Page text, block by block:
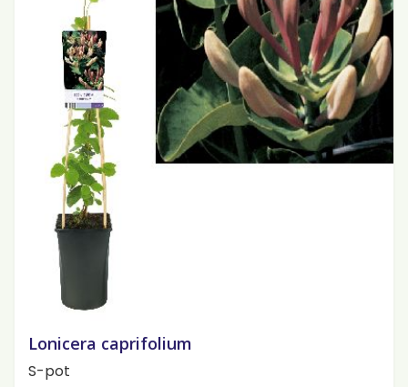
Lonicera caprifolium
S-pot